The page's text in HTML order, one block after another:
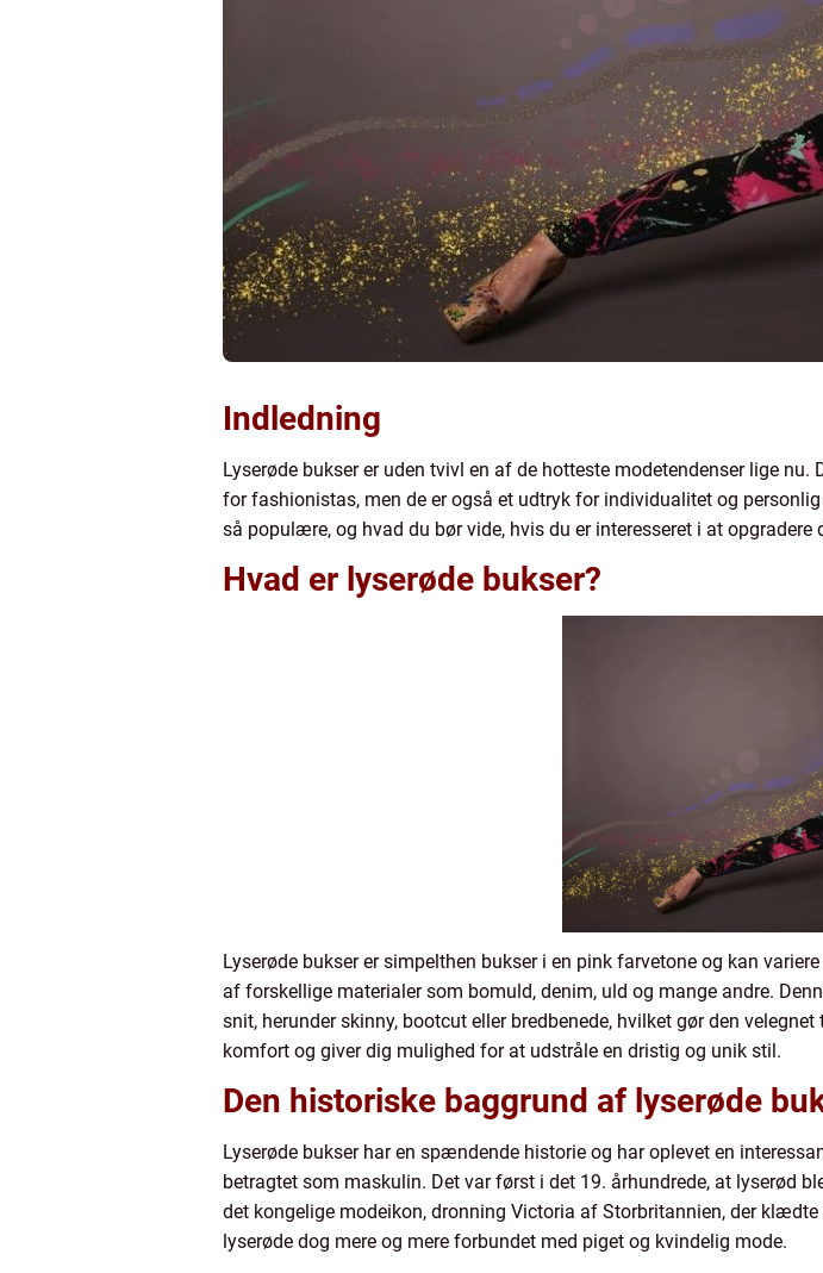
Indledning
Lyserøde bukser er uden tvivl en af de hotteste modetendenser lige
for fashionistas, men de er også et udtryk for individualitet og
så populære, og hvad du bør vide, hvis du er interesseret i at
Hvad er lyserøde bukser?
Lyserøde bukser er simpelthen bukser i en pink farvetone og kan
af forskellige materialer som bomuld, denim, uld og mange andre.
snit, herunder skinny, bootcut eller bredbenede, hvilket gør den
komfort og giver dig mulighed for at udstråle en dristig og unik stil.
Den historiske baggrund af lyserøde
Lyserøde bukser har en spændende historie og har oplevet en
betragtet som maskulin. Det var først i det 19. århundrede, at lyserød
det kongelige modeikon, dronning Victoria af Storbritannien, der
lyserøde dog mere og mere forbundet med piget og kvindelig mode.